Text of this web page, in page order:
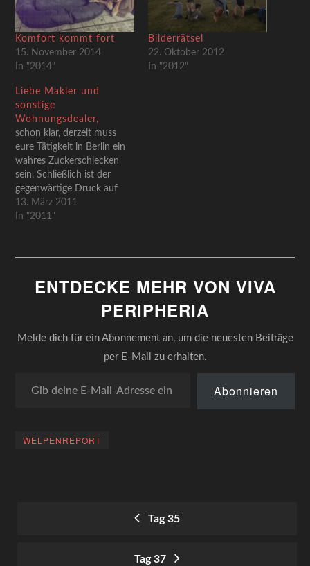
Komfort kommt fort
15. November 2014
In "2014"
Bilderrätsel
22. Oktober 2012
In "2012"
Liebe Makler und
sonstige
Wohnungsdealer,
schon klar, derzeit muss
eure Tätigkeit in Berlin ein
wahres Zuckerschlecken
sein. Schließlich ist der
gegenwärtige Druck auf
dem Wohnungsmarkt
(“Wer umzieht , hat
Herzen nicht gar so
legere Absage wegen eines
13. März 2011
In "2011"
ENTDECKE MEHR VON VIVA
PERIPHERIA
Melde dich für ein Abonnement an, um die neuesten Beiträge
per E-Mail zu erhalten.
Abonnieren
WELPENREPORT
Tag 35
Tag 37